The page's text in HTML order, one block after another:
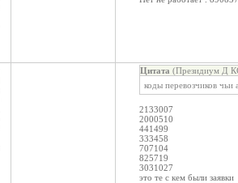
Цитата (Президиум Д
коды перевозчиков чьи
2133007
2000510
441499
333458
707104
825719
3031027
это те с кем были заявки